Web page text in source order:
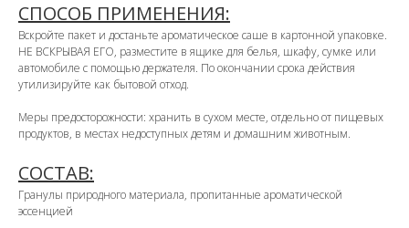
СПОСОБ ПРИМЕНЕНИЯ:
Вскройте пакет и достаньте ароматическое саше в картонной упаковке.
НЕ ВСКРЫВАЯ ЕГО, разместите в ящике для белья, шкафу, сумке или
автомобиле с помощью держателя. По окончании срока действия
утилизируйте как бытовой отход.
Меры предосторожности: хранить в сухом месте, отдельно от пищевых
продуктов, в местах недоступных детям и домашним животным.
СОСТАВ:
Гранулы природного материала, пропитанные ароматической
эссенцией